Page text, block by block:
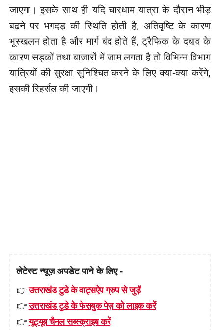
जाएगा। इसके साथ ही यदि चारधाम यात्रा के दौरान भीड़
बढ़ने पर भगदड़ की स्थिति होती है, अतिवृष्टि के कारण
भूस्खलन होता है और मार्ग बंद होते हैं, ट्रैफिक के दबाव के
कारण सड़कों तथा बाजारों में जाम लगता है तो विभिन्न विभाग
यात्रियों की सुरक्षा सुनिश्चित करने के लिए क्या-क्या करेंगे,
इसकी रिहर्सल की जाएगी।
लेटेस्ट न्यूज़ अपडेट पाने के लिए -
👉उत्तराखंड टुडे के वाट्सऐप ग्रुप से जुड़ें
👉उत्तराखंड टुडे के फेसबुक पेज़ को लाइक करें
👉यूट्यूब चैनल सब्स्क्राइब करें